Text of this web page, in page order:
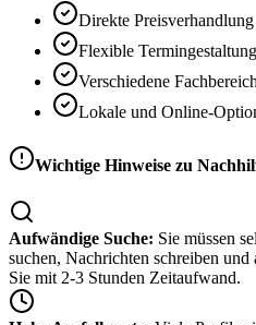
Direkte Preisverhandlung
Flexible Termingestaltung
Verschiedene
Lokale und Online-
Wichtige Hinweise zu
Aufwändige Suche: Sie müssen
suchen, Nachrichten schreiben
Sie mit 2-3 Stunden Zeitaufwand.